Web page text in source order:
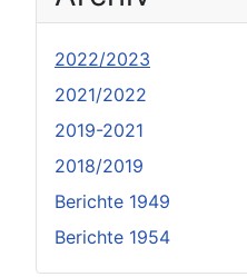
2022/2023
2021/2022
2019-2021
2018/2019
Berichte 1949
Berichte 1954